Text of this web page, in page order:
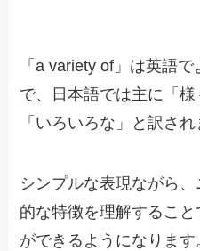
「a variety of」は英語
で、日本語では主に「様
「いろいろな」と訳され
シンプルな表現ながら
的な特徴を理解するこ
ができるようになります